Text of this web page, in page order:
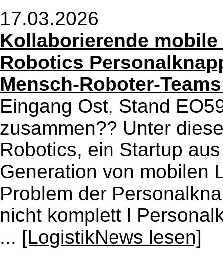
17.03.2026
Kollaborierende
Robotics
Mensch-Roboter-
Eingang Ost, Stand
zusammen?? Unter
Robotics, ein Startup
Generation von mobilen
Problem der
nicht komplett l
... [LogistikNews lesen]